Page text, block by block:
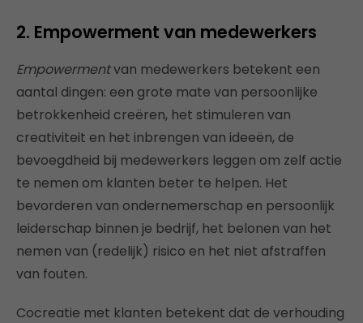
​2. Empowerment van medewerkers
Empowermentvan medewerkers betekent een
aantal dingen: een grote mate van persoonlijke
betrokkenheid creëren, het stimuleren van
creativiteit en het inbrengen van ideeën, de
bevoegdheid bij medewerkers leggen om zelf actie
te nemen om klanten beter te helpen. Het
bevorderen van ondernemerschap en persoonlijk
leiderschap binnen je bedrijf, het belonen van het
nemen van (redelijk) risico en het niet afstraffen
van fouten.
Cocreatie met klanten betekent dat de verhouding